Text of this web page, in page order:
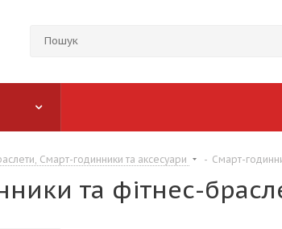
Смарт-годинники та аксесуари - Смарт-
та фітнес-